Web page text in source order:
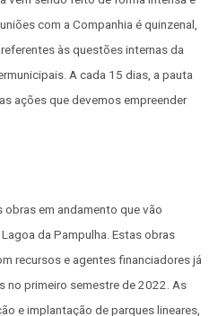
com a Companhia é quinzenal,
às questões internas da
A cada 15 dias, a pauta
ações que devemos empreender
obras em andamento que vão
da Pampulha. Estas obras
recursos e agentes financiadores já
no primeiro semestre de 2022. As
e implantação de parques lineares,